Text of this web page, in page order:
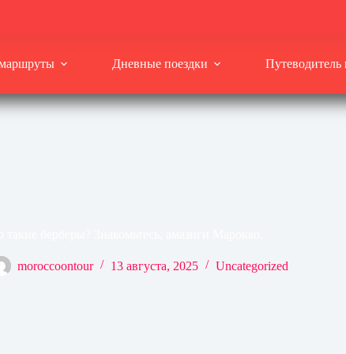
Дневные поездки Путеводитель
moroccoontour 13 августа, 2025 Uncategorized